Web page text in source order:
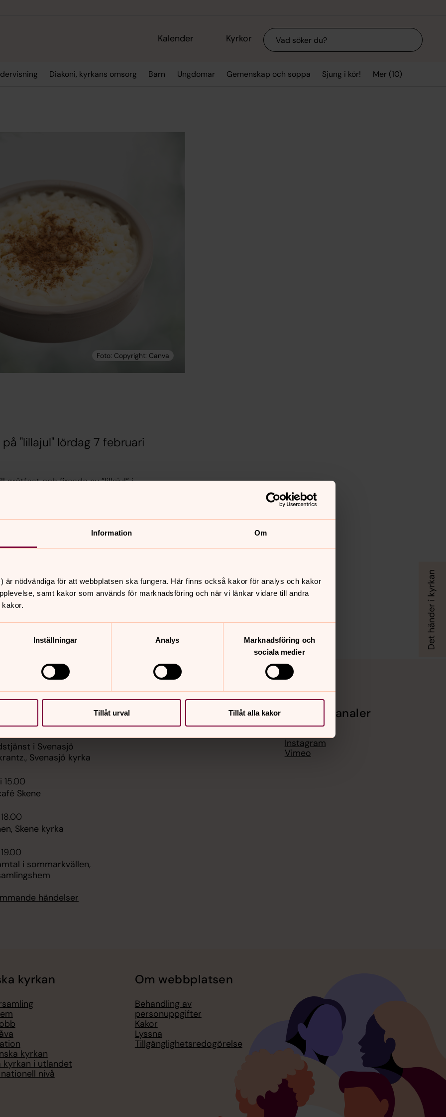
Information Om
är nödvändiga för att webbplatsen ska fungera. Här finns också kakor för analys och kakor
samt kakor som används för marknadsföring och när vi länkar vidare till andra
Inställningar Analys
Marknadsföring och
sociala medier
Tillåt urval Tillåt alla kakor
Kalender Kyrkor Sök
Diakoni, kyrkans omsorg Barn Ungdomar Gemenskap och soppa Sjung i kör! Mer (10)
"lillajul" lördag 7 februari
grötfest och firande av ”lillajul” i
50 kronor.
i Svenasjö
Svenasjö kyrka
15.00
Skene
Skene kyrka
i sommarkvällen,
händelser
Hitta snabbt Sociala kanaler
Instagram
Vimeo
kyrkan
kyrkan
kyrkan i utlandet
nivå
Om webbplatsen
Behandling av
personuppgifter
Kakor
Lyssna
Tillgänglighetsredogörelse